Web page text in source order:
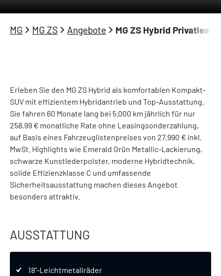
MG MG ZS Angebote MG ZS Hybrid
Erleben Sie den MG ZS Hybrid als komfortablen Kompakt-
SUV mit effizientem Hybridantrieb und Top-Ausstattung.
Sie fahren 60 Monate lang bei 5.000 km jährlich für nur
258,99 € monatliche Rate ohne Leasingsonderzahlung,
auf Basis eines Fahrzeuglistenpreises von 27.990 € inkl.
MwSt. Highlights wie Emerald Grün Metallic-Lackierung,
schwarze Kunstlederpolster, moderne Hybridtechnik,
solide Effizienzklasse C und umfassende
Sicherheitsausstattung machen dieses Angebot
besonders attraktiv.
AUSSTATTUNG
18''-Leichtmetallräder